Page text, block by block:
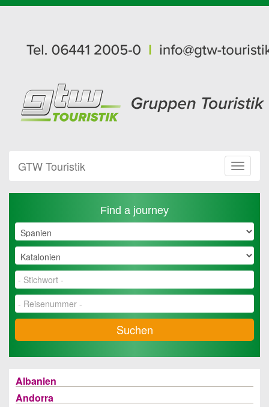
Toggle
GTW Touristik
Find a journey
Suchen
Albanien
Andorra